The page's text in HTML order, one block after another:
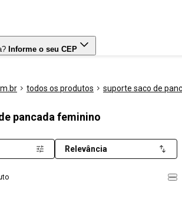
Informe o seu CEP
todos os produtos suporte saco de
pancada feminino
Relevância